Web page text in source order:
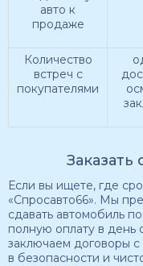
авто к
продаже
Количество
встреч с
покупателями
Если вы ищете, где
«Спросавто66». Мы
сдавать автомобиль
полную оплату в
заключаем договоры
в безопасности и